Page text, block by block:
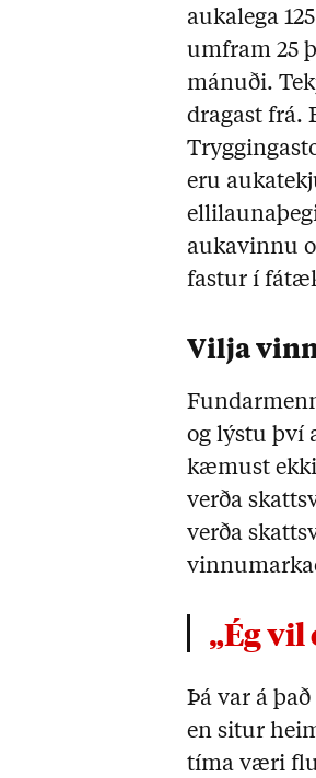
aukalega
umfram 25
mánuði.
dragast frá.
eru
aukavinnu
fastur í
Vilja
og lýstu því
kæmust
verða
verða
„Ég
Þá var á
en situr
tíma væri